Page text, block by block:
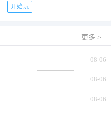
开始玩
更多 >
08-06
08-06
08-06